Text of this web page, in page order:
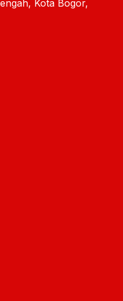
Kota Bogor,